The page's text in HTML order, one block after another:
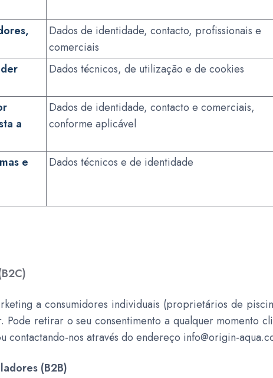
Dados de identidade, contacto, profissionais e
comerciais
Dados técnicos, de utilização e de cookies
a
Dados de identidade, contacto e comerciais,
conforme aplicável
e
Dados técnicos e de identidade
a consumidores individuais (proprietários de
retirar o seu consentimento a qualquer momento
contactando-nos através do endereço info@origin-
(B2B)